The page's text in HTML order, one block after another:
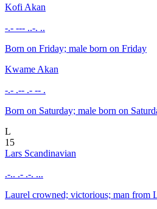
Kofi Akan
-.- --- ..-. ..
Born on Friday; male born on Friday
Kwame Akan
-.- .-- .- -- .
Born on Saturday; male born on
L
15
Lars Scandinavian
.-.. .- .-. ...
Laurel crowned; victorious; man from